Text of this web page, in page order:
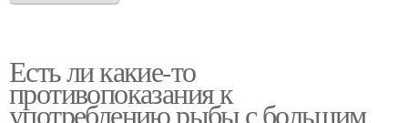
Есть ли какие-то
противопоказания к
употреблению рыбы с большим